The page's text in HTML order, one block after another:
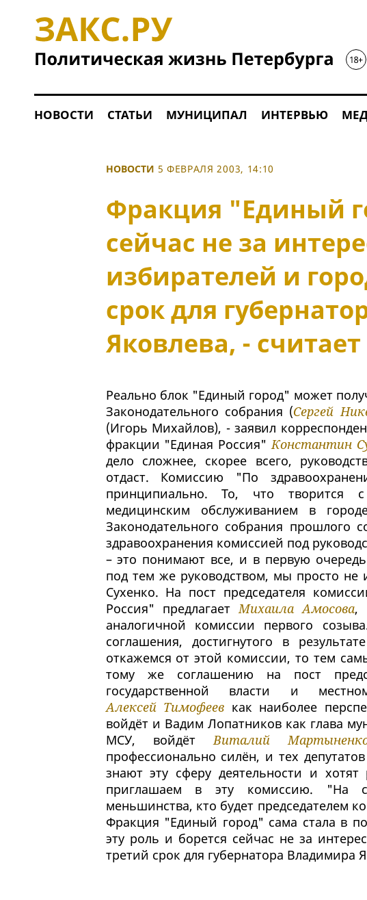
НОВОСТИ СТАТЬИ МУНИЦИПАЛ ИНТЕРВЬЮ
НОВОСТИ 5 ФЕВРАЛЯ 2003, 14:10
Фракция "Единый
сейчас не за
избирателей и
срок для
Яковлева, -
Реально блок "Единый город" может
Законодательного собрания (Сергей
(Игорь Михайлов), - заявил
фракции "Единая Россия"Константин
дело сложнее, скорее всего,
отдаст. Комиссию "По
принципиально. То, что творится
медицинским обслуживанием в
Законодательного собрания прошлого
здравоохранения комиссией под
– это понимают все, и в первую
под тем же руководством, мы просто не
Сухенко. На пост председателя
Россия" предлагаетМихаила Амосова,
аналогичной комиссии первого
соглашения, достигнутого в
откажемся от этой комиссии, то тем
тому же соглашению на пост
государственной власти и
Алексей Тимофеев как наиболее
войдёт и Вадим Лопатников как глава
МСУ, войдётВиталий
профессионально силён, и тех
знают эту сферу деятельности и
приглашаем в эту комиссию. "На
меньшинства, кто будет председателем
Фракция "Единый город" сама стала в
эту роль и борется сейчас не за
третий срок для губернатора Владимира